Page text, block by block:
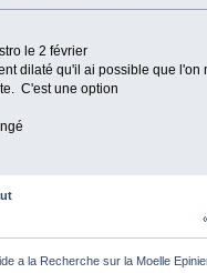
le 2 février
dilaté qu'il ai possible que l'on
C'est une option
a la Recherche sur la Moelle